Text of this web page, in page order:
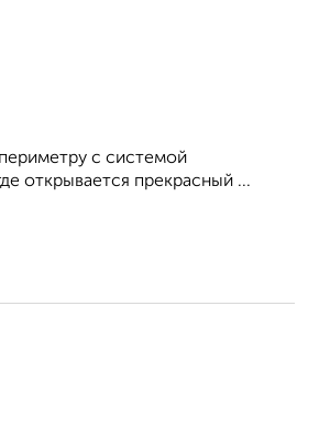
с системой
открывается прекрасный ...